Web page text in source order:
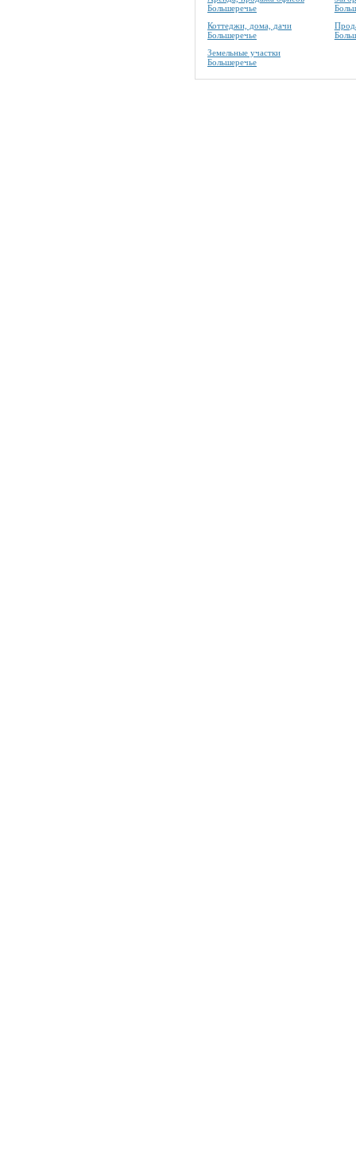
Большеречье
Коттеджи, дома, дачи
Большеречье
Земельные участки
Большеречье